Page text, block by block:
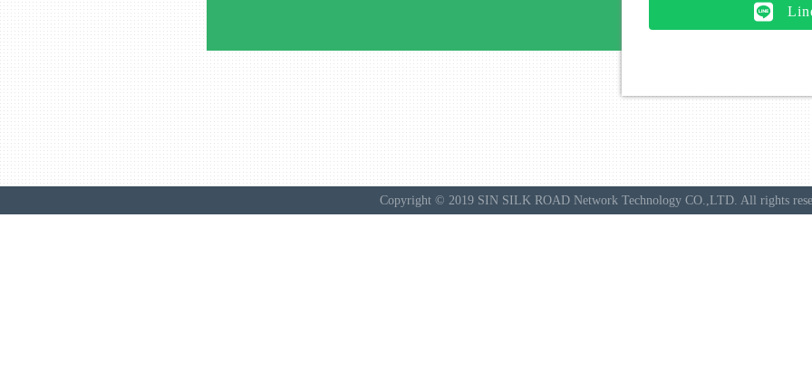
Copyright © 2019 SIN SILK ROAD Network Technology CO.,LTD. All rights